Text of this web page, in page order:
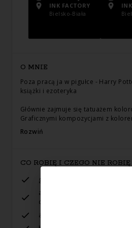
INK FACTORY
Bielsko-Biała
O MNIE
Poza pracą ja w pigułce - Harry
książki i ezoteryka
Głównie zajmuje się tatuażem
Graficznymi kompozycjami z
Rozwiń
CO ROBIĘ I CZEGO NIE ROBIĘ
graficzny
akwarela, dotwork, delikatne
covery, abstrakcje
akwarela